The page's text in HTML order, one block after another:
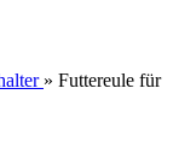
» Futtereule für